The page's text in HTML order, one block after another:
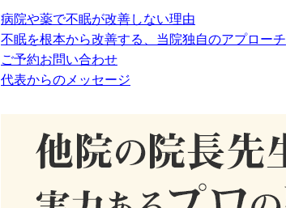
病院や薬で不眠が改善しない理由
不眠を根本から改善する、当院独自のアプローチ
ご予約お問い合わせ
代表からのメッセージ